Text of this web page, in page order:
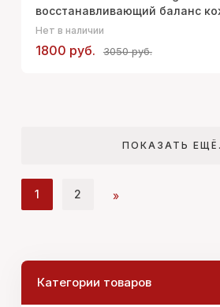
восстанавливающий баланс
Нет в наличии
1800 руб. 3050 руб.
ПОКАЗАТЬ
1 2 »
Категории товаров